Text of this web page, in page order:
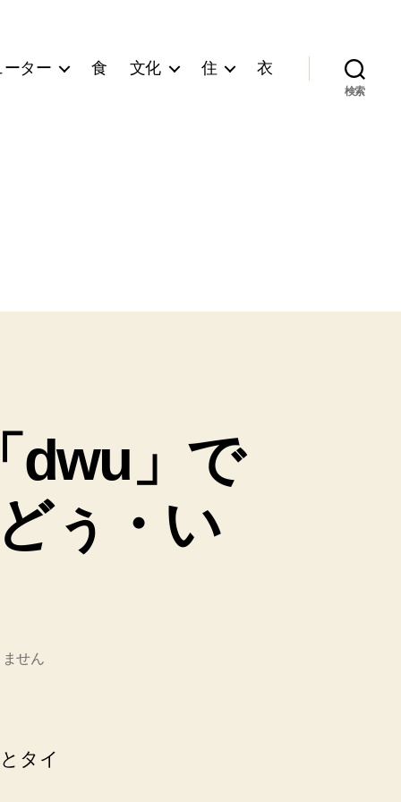
ーター 食 文化 住 衣
検索
dwu」で
ぅ・い
せん
とタイ